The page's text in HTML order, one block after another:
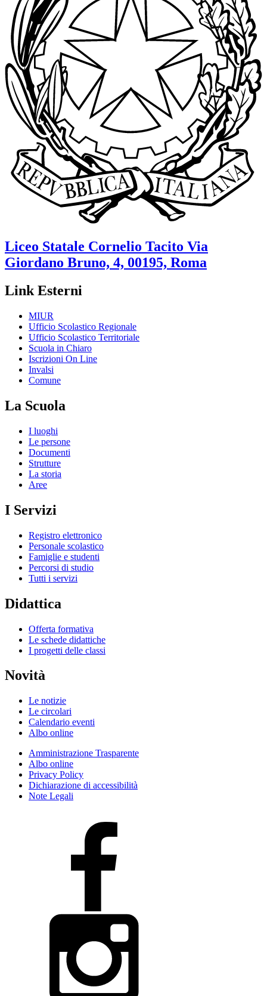
Liceo Statale Cornelio Tacito Via
Giordano Bruno, 4, 00195, Roma
Link Esterni
MIUR
Ufficio Scolastico Regionale
Ufficio Scolastico Territoriale
Scuola in Chiaro
Iscrizioni On Line
Invalsi
Comune
La Scuola
I luoghi
Le persone
Documenti
Strutture
La storia
Aree
I Servizi
Registro elettronico
Personale scolastico
Famiglie e studenti
Percorsi di studio
Tutti i servizi
Didattica
Offerta formativa
Le schede didattiche
I progetti delle classi
Novità
Le notizie
Le circolari
Calendario eventi
Albo online
Amministrazione Trasparente
Albo online
Privacy Policy
Dichiarazione di accessibilità
Note Legali